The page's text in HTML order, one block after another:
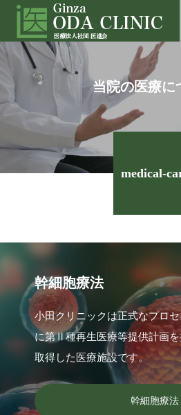
当院の医療に
medical-
幹細胞療法
小田クリニックは正式なプロ
に第Ⅱ種再生医療等提供計画
取得した医療施設です。
幹細胞療法